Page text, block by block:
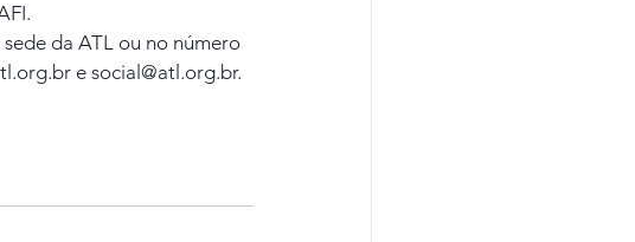
da ATL ou no número
e social@atl.org.br.